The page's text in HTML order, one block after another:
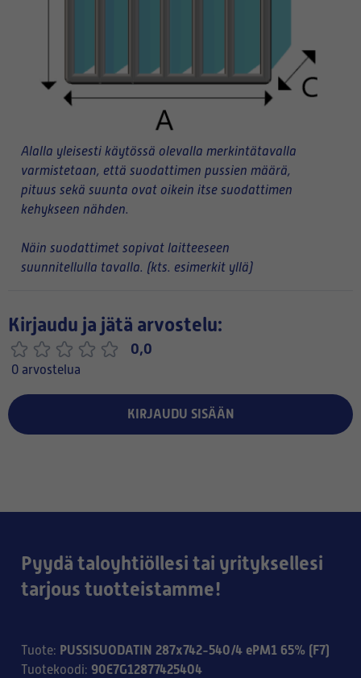
Alalla yleisesti käytössä olevalla merkintätavalla
varmistetaan, että suodattimen pussien määrä,
pituus sekä suunta ovat oikein itse suodattimen
kehykseen nähden.
Näin suodattimet sopivat laitteeseen
suunnitellulla tavalla. (kts. esimerkit yllä)
Kirjaudu ja jätä arvostelu:
0,0
0 arvostelua
KIRJAUDU SISÄÄN
Pyydä taloyhtiöllesi tai yrityksellesi
tarjous tuotteistamme!
Tuote: PUSSISUODATIN 287x742-540/4 ePM1 65% (F7)
Tuotekoodi: 90E7G12877425404